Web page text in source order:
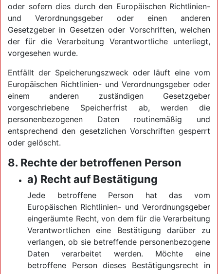
oder sofern dies durch den Europäischen Richtlinien-
und Verordnungsgeber oder einen anderen
Gesetzgeber in Gesetzen oder Vorschriften, welchen
der für die Verarbeitung Verantwortliche unterliegt,
vorgesehen wurde.
Entfällt der Speicherungszweck oder läuft eine vom
Europäischen Richtlinien- und Verordnungsgeber oder
einem anderen zuständigen Gesetzgeber
vorgeschriebene Speicherfrist ab, werden die
personenbezogenen Daten routinemäßig und
entsprechend den gesetzlichen Vorschriften gesperrt
oder gelöscht.
8. Rechte der betroffenen Person
a) Recht auf Bestätigung
Jede betroffene Person hat das vom
Europäischen Richtlinien- und Verordnungsgeber
eingeräumte Recht, von dem für die Verarbeitung
Verantwortlichen eine Bestätigung darüber zu
verlangen, ob sie betreffende personenbezogene
Daten verarbeitet werden. Möchte eine
betroffene Person dieses Bestätigungsrecht in